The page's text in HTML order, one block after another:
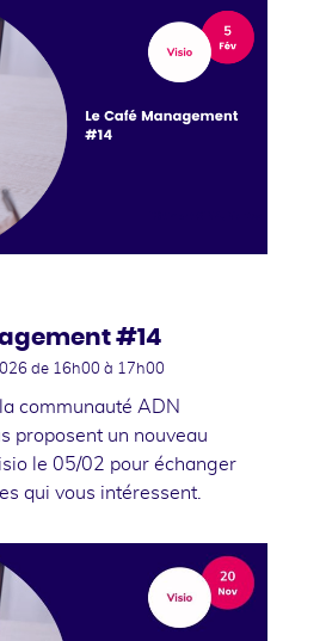
#14
de 16h00 à 17h00
communauté ADN
proposent un nouveau
le 05/02 pour échanger
qui vous intéressent.